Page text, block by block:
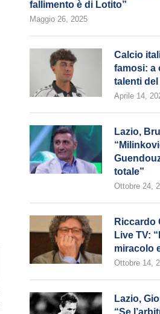
fallimento è di Lotito”
Maggio 26, 2025
Calcio
famosi: a
talenti del
Aprile 14,
Lazio,
totale”
Ottobre 24,
Riccardo
Live TV:
miracolo
Ottobre 14,
Lazio,
“Se